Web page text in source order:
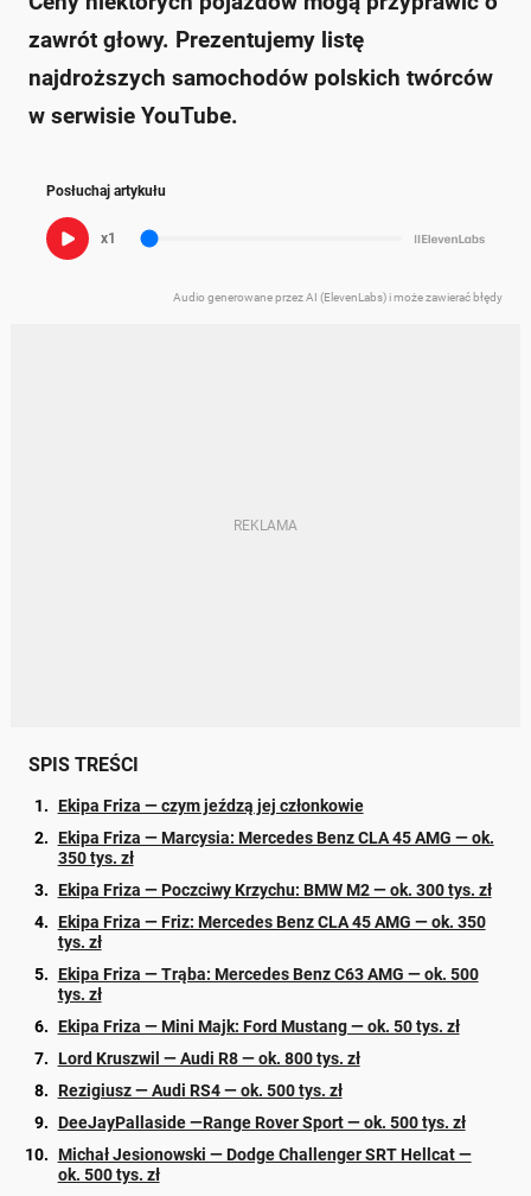
zawrót głowy. Prezentujemy listę
najdroższych samochodów polskich twórców
w serwisie YouTube.
Posłuchaj artykułu
x1
Audio generowane przez AI (ElevenLabs) i może zawierać błędy
SPIS TREŚCI
Ekipa Friza — czym jeźdzą jej członkowie
Ekipa Friza — Marcysia: Mercedes Benz CLA 45 AMG — ok.
350 tys. zł
Ekipa Friza — Poczciwy Krzychu: BMW M2 — ok. 300 tys. zł
Ekipa Friza — Friz: Mercedes Benz CLA 45 AMG — ok. 350
tys. zł
Ekipa Friza — Trąba: Mercedes Benz C63 AMG — ok. 500
tys. zł
Ekipa Friza — Mini Majk: Ford Mustang — ok. 50 tys. zł
Lord Kruszwil — Audi R8 — ok. 800 tys. zł
Rezigiusz — Audi RS4 — ok. 500 tys. zł
DeeJayPallaside —Range Rover Sport — ok. 500 tys. zł
Michał Jesionowski — Dodge Challenger SRT Hellcat —
ok. 500 tys. zł